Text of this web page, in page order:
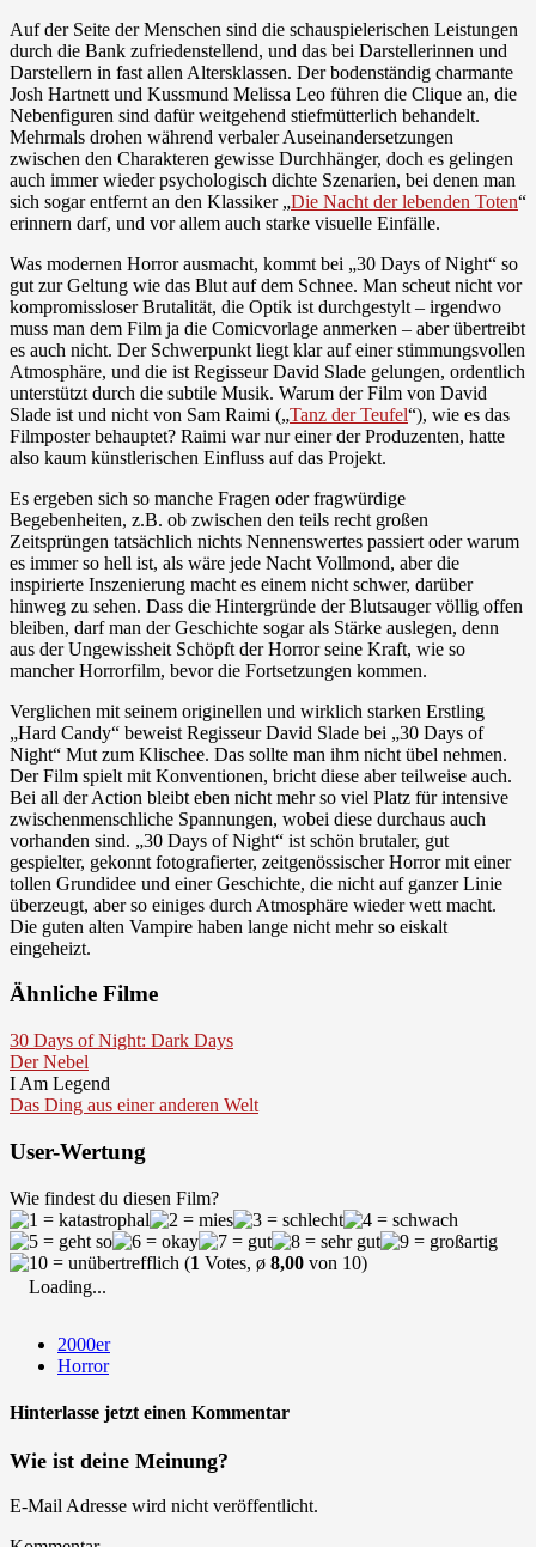
Auf der Seite der Menschen sind die schauspielerischen Leistungen
durch die Bank zufriedenstellend, und das bei Darstellerinnen und
Darstellern in fast allen Altersklassen. Der bodenständig charmante
Josh Hartnett und Kussmund Melissa Leo führen die Clique an, die
Nebenfiguren sind dafür weitgehend stiefmütterlich behandelt.
Mehrmals drohen während verbaler Auseinandersetzungen
zwischen den Charakteren gewisse Durchhänger, doch es gelingen
auch immer wieder psychologisch dichte Szenarien, bei denen man
sich sogar entfernt an den Klassiker „Die Nacht der lebenden Toten“
erinnern darf, und vor allem auch starke visuelle Einfälle.
Was modernen Horror ausmacht, kommt bei „30 Days of Night“ so
gut zur Geltung wie das Blut auf dem Schnee. Man scheut nicht vor
kompromissloser Brutalität, die Optik ist durchgestylt – irgendwo
muss man dem Film ja die Comicvorlage anmerken – aber übertreibt
es auch nicht. Der Schwerpunkt liegt klar auf einer stimmungsvollen
Atmosphäre, und die ist Regisseur David Slade gelungen, ordentlich
unterstützt durch die subtile Musik. Warum der Film von David
Slade ist und nicht von Sam Raimi („Tanz der Teufel“), wie es das
Filmposter behauptet? Raimi war nur einer der Produzenten, hatte
also kaum künstlerischen Einfluss auf das Projekt.
Es ergeben sich so manche Fragen oder fragwürdige
Begebenheiten, z.B. ob zwischen den teils recht großen
Zeitsprüngen tatsächlich nichts Nennenswertes passiert oder warum
es immer so hell ist, als wäre jede Nacht Vollmond, aber die
inspirierte Inszenierung macht es einem nicht schwer, darüber
hinweg zu sehen. Dass die Hintergründe der Blutsauger völlig offen
bleiben, darf man der Geschichte sogar als Stärke auslegen, denn
aus der Ungewissheit Schöpft der Horror seine Kraft, wie so
mancher Horrorfilm, bevor die Fortsetzungen kommen.
Verglichen mit seinem originellen und wirklich starken Erstling
„Hard Candy“ beweist Regisseur David Slade bei „30 Days of
Night“ Mut zum Klischee. Das sollte man ihm nicht übel nehmen.
Der Film spielt mit Konventionen, bricht diese aber teilweise auch.
Bei all der Action bleibt eben nicht mehr so viel Platz für intensive
zwischenmenschliche Spannungen, wobei diese durchaus auch
vorhanden sind. „30 Days of Night“ ist schön brutaler, gut
gespielter, gekonnt fotografierter, zeitgenössischer Horror mit einer
tollen Grundidee und einer Geschichte, die nicht auf ganzer Linie
überzeugt, aber so einiges durch Atmosphäre wieder wett macht.
Die guten alten Vampire haben lange nicht mehr so eiskalt
eingeheizt.
Ähnliche Filme
30 Days of Night: Dark Days
Der Nebel
I Am Legend
Das Ding aus einer anderen Welt
User-Wertung
Wie findest du diesen Film?
(1 Votes, ø 8,00 von 10)
Loading...
2000er
Horror
Hinterlasse jetzt einen Kommentar
Wie ist deine Meinung?
E-Mail Adresse wird nicht veröffentlicht.